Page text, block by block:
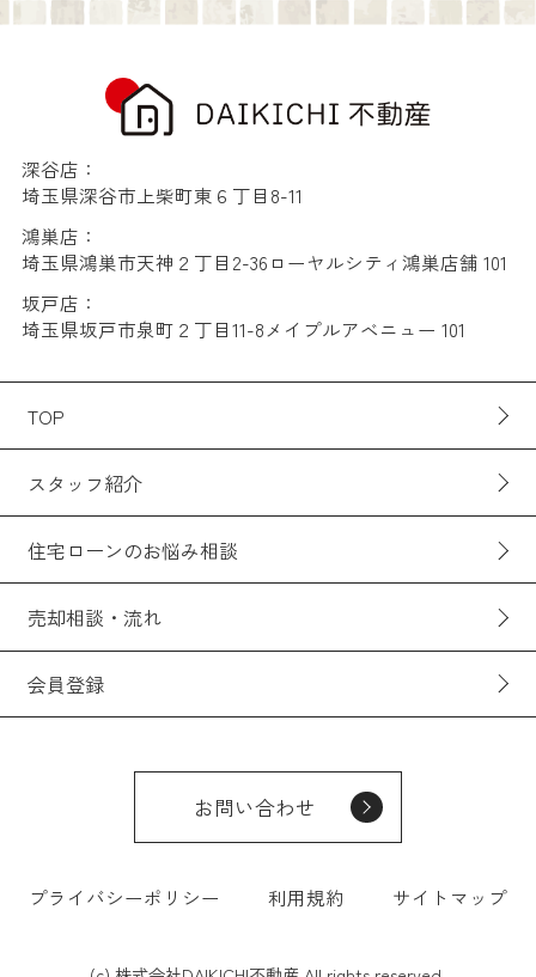
深谷店：
埼玉県深谷市上柴町東６丁目8-11
鴻巣店：
埼玉県鴻巣市天神２丁目2-36ローヤルシティ鴻巣店舗 101
坂戸店：
埼玉県坂戸市泉町２丁目11-8メイプルアベニュー 101
TOP
スタッフ紹介
住宅ローンのお悩み相談
売却相談・流れ
会員登録
お問い合わせ
プライバシーポリシー 利用規約 サイトマップ